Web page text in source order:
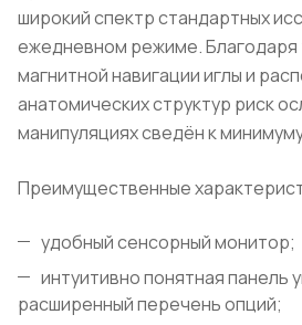
широкий спектр стандартных
ежедневном режиме. Благодаря
магнитной навигации иглы и
анатомических структур риск
манипуляциях сведён к
Преимущественные
удобный сенсорный монитор;
интуитивно понятная панель
расширенный перечень опций;